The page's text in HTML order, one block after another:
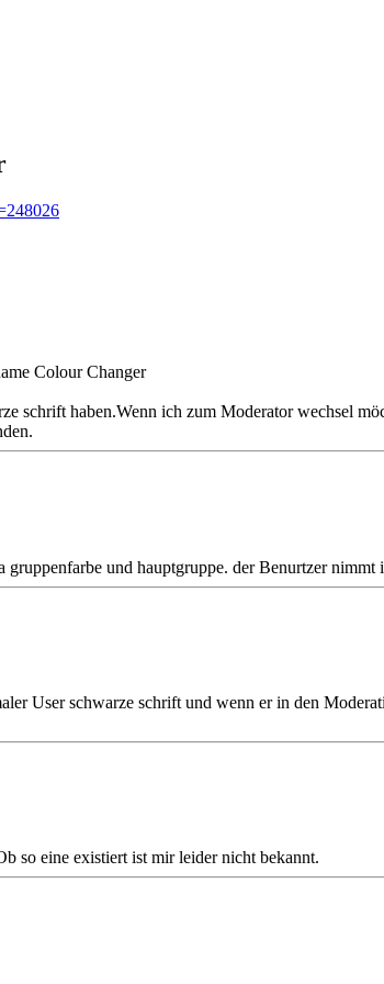
Colour Changer
schrift haben.Wenn ich zum Moderator wechsel
und hauptgruppe. der Benurtzer
User schwarze schrift und wenn er in den
so eine existiert ist mir leider nicht bekannt.